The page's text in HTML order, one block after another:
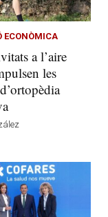
ECONÒMICA
a l’aire
les